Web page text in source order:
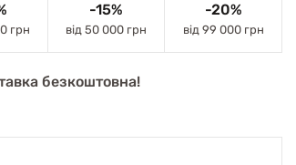
грн
-15%
від 50 000 грн
-20%
від 99 000 грн
безкоштовна!